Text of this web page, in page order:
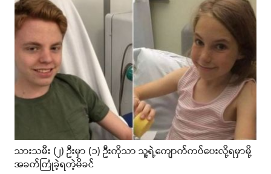
သားသမီး (၂) ဦးမှာ (၁) ဦးကိုသာ သူ့ရဲ့ကျောက်ကပ်ပေးလို့ရမှာမို့
အခက်ကြုံခဲ့ရတဲ့မိခင်